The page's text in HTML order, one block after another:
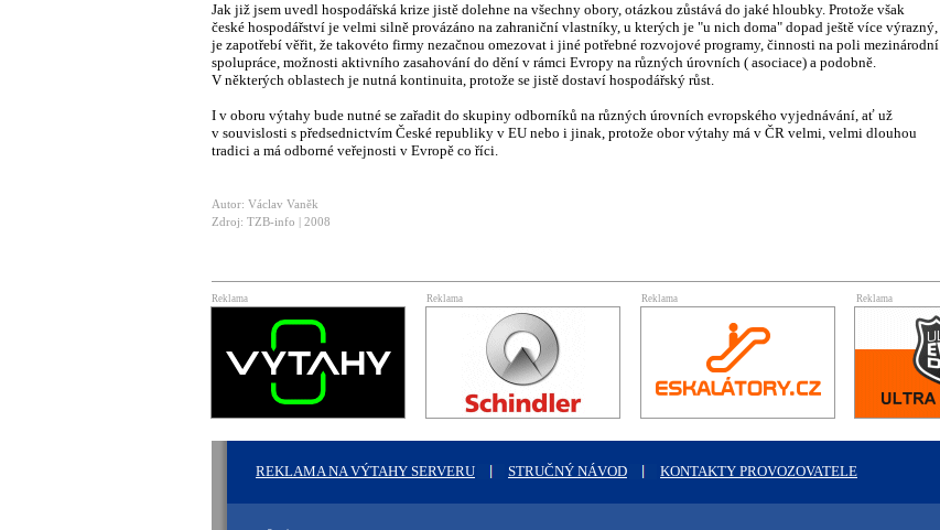
Jak již jsem uvedl hospodářská krize jistě dolehne na všechny obory, otázkou zůstává do jaké hloubky. Protože však
české hospodářství je velmi silně provázáno na zahraniční vlastníky, u kterých je "u nich doma" dopad ještě více výrazný,
je zapotřebí věřit, že takovéto firmy nezačnou omezovat i jiné potřebné rozvojové programy, činnosti na poli mezinárodní
spolupráce, možnosti aktivního zasahování do dění v rámci Evropy na různých úrovních ( asociace) a podobně.
V některých oblastech je nutná kontinuita, protože se jistě dostaví hospodářský růst.
I v oboru výtahy bude nutné se zařadit do skupiny odborníků na různých úrovních evropského vyjednávání, ať už
v souvislosti s předsednictvím České republiky v EU nebo i jinak, protože obor výtahy má v ČR velmi, velmi dlouhou
tradici a má odborné veřejnosti v Evropě co říci.
Autor: Václav Vaněk
Zdroj: TZB-info | 2008
Reklama Reklama Reklama Reklama
REKLAMA NA VÝTAHY SERVERU STRUČNÝ NÁVOD KONTAKTY PROVOZOVATELE